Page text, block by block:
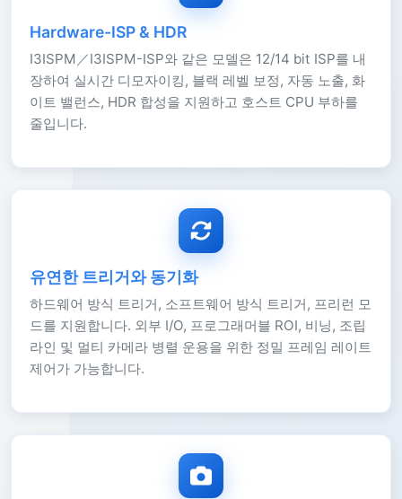
Hardware-ISP & HDR
I3ISPM／I3ISPM-ISP와 같은 모델은 12/14 bit ISP를 내
장하여 실시간 디모자이킹, 블랙 레벨 보정, 자동 노출, 화
이트 밸런스, HDR 합성을 지원하고 호스트 CPU 부하를
줄입니다.
유연한 트리거와 동기화
하드웨어 방식 트리거, 소프트웨어 방식 트리거, 프리런 모
드를 지원합니다. 외부 I/O, 프로그래머블 ROI, 비닝, 조립
라인 및 멀티 카메라 병렬 운용을 위한 정밀 프레임 레이트
제어가 가능합니다.